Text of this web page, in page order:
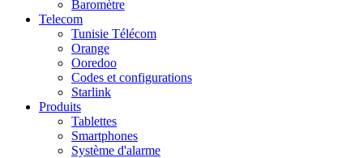
Baromètre
Telecom
Tunisie Télécom
Orange
Ooredoo
Codes et configurations
Starlink
Produits
Tablettes
Smartphones
Système d'alarme